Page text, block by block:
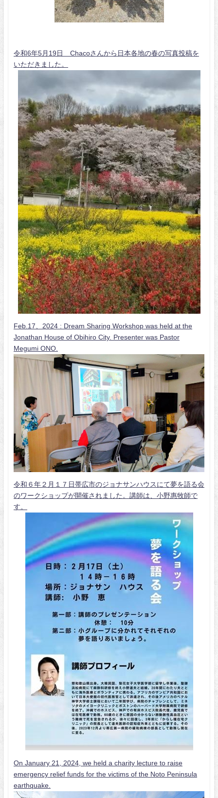
令和6年5月19日 Chacoさんから日本各地の春の写真投稿を
いただきました。
Feb.17、2024 : Dream Sharing Workshop was held at the
Jonathan House of Obihiro City. Presenter was Pastor
Megumi ONO.
令和６年２月１７日帯広市のジョナサンハウスにて夢を語る会
のワークショップが開催されました。講師は、小野惠牧師で
す。
On January 21, 2024, we held a charity lecture to raise
emergency relief funds for the victims of the Noto Peninsula
earthquake.